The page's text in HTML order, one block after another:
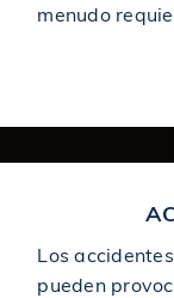
menudo
Los
pueden
$2,000,000
$2,000,000